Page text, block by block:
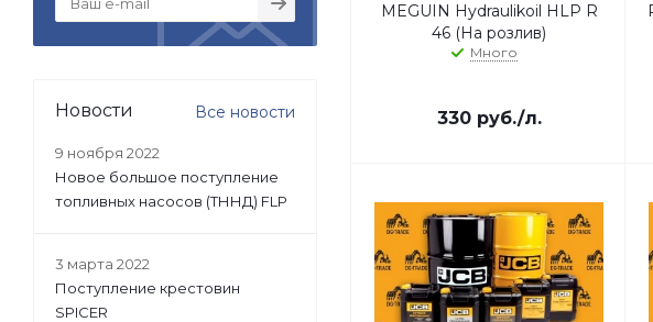
MEGUIN Hydraulikoil HLP R
46 (На розлив)
Много
330руб./л.
Новости Все новости
9 ноября 2022
Новое большое поступление
топливных насосов (ТННД) FLP
3 марта 2022
Поступление крестовин
SPICER